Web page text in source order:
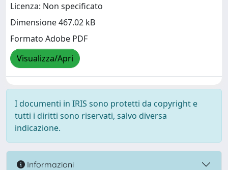
Licenza: Non specificato
Dimensione 467.02 kB
Formato Adobe PDF
Visualizza/Apri
I documenti in IRIS sono protetti da copyright e
tutti i diritti sono riservati, salvo diversa
indicazione.
Informazioni